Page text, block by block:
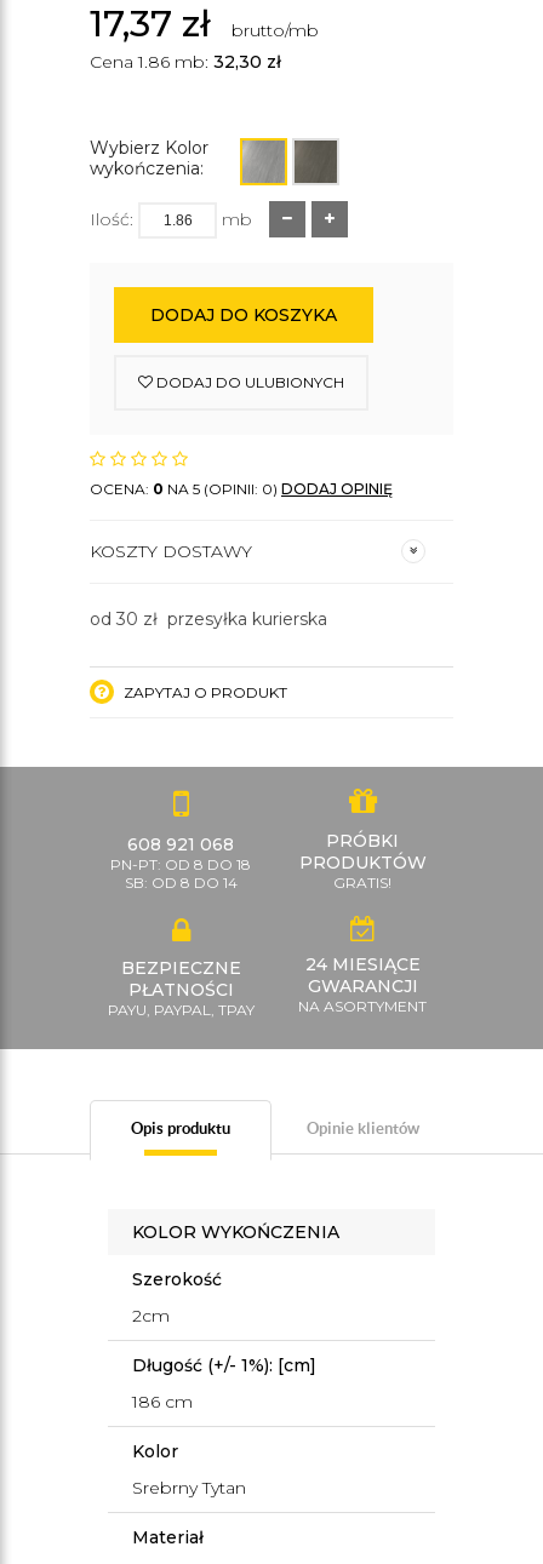
17,37 zł
brutto/mb
Cena 1.86 mb: 32,30 zł
Wybierz Kolor
wykończenia:
Ilość: mb
DODAJ DO KOSZYKA
DODAJ DO ULUBIONYCH
OCENA: 0 NA 5 (OPINII: 0) DODAJ OPINIĘ
KOSZTY DOSTAWY
od 30 zł przesyłka kurierska
ZAPYTAJ O PRODUKT
608 921 068
PN-PT: OD 8 DO 18
SB: OD 8 DO 14
PRÓBKI
PRODUKTÓW
GRATIS!
BEZPIECZNE
PŁATNOŚCI
PAYU, PAYPAL, TPAY
24 MIESIĄCE
GWARANCJI
NA ASORTYMENT
Opis produktu Opinie klientów
KOLOR WYKOŃCZENIA
Szerokość
2cm
Długość (+/- 1%): [cm]
186 cm
Kolor
Srebrny Tytan
Materiał